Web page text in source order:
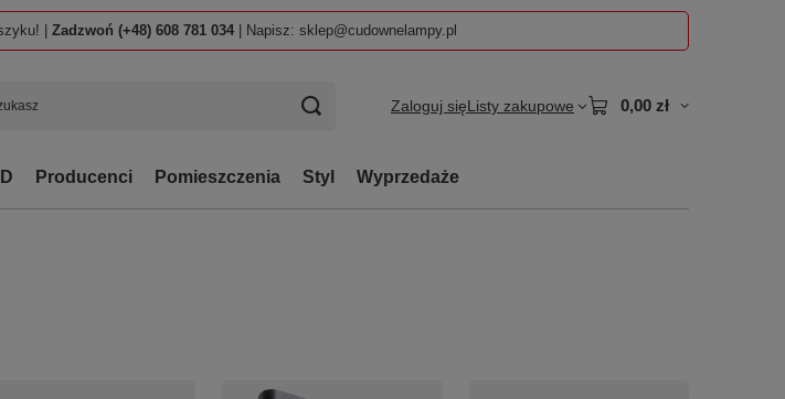
| Zadzwoń (+48) 608 781 034 | Napisz: sklep@cudownelampy.pl
Zaloguj sięListy zakupowe 0,00 zł
Producenci Pomieszczenia Styl Wyprzedaże